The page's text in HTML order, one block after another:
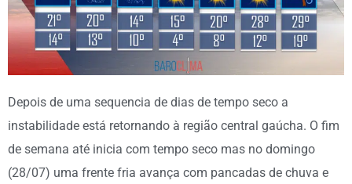
Depois de uma sequencia de dias de tempo seco a
instabilidade está retornando à região central gaúcha. O fim
de semana até inicia com tempo seco mas no domingo
(28/07) uma frente fria avança com pancadas de chuva e